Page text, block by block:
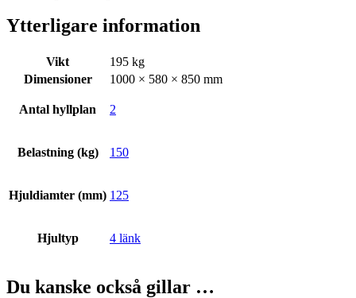
Ytterligare information
Vikt
195 kg
Dimensioner
1000 × 580 × 850 mm
Antal hyllplan 2
Belastning (kg) 150
Hjuldiamter (mm) 125
Hjultyp 4 länk
Du kanske också gillar …